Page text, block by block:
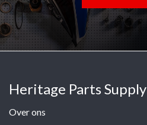
Heritage Parts Supply
Over ons